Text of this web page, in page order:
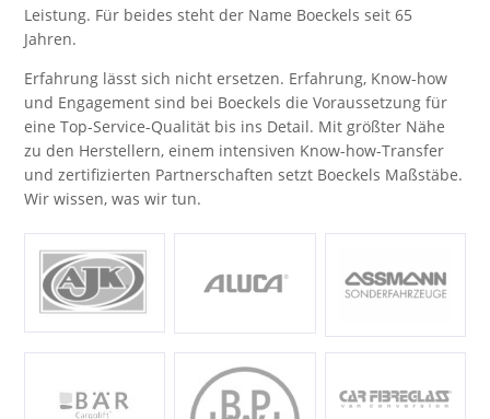
Leistung. Für beides steht der Name Boeckels seit 65
Jahren.
Erfahrung lässt sich nicht ersetzen. Erfahrung, Know-how
und Engagement sind bei Boeckels die Voraussetzung für
eine Top-Service-Qualität bis ins Detail. Mit größter Nähe
zu den Herstellern, einem intensiven Know-how-Transfer
und zertifizierten Partnerschaften setzt Boeckels Maßstäbe.
Wir wissen, was wir tun.